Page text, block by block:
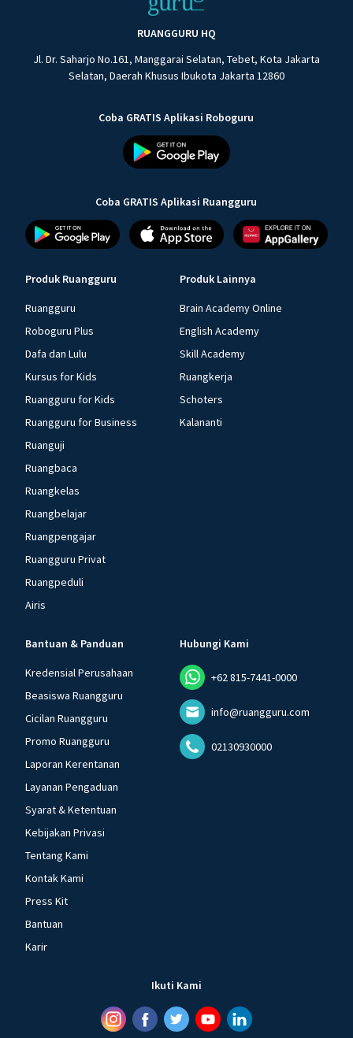
RUANGGURU HQ
Jl. Dr. Saharjo No.161, Manggarai Selatan, Tebet, Kota Jakarta
Selatan, Daerah Khusus Ibukota Jakarta 12860
Coba GRATIS Aplikasi Roboguru
Coba GRATIS Aplikasi Ruangguru
Produk Ruangguru
Ruangguru
Roboguru Plus
Dafa dan Lulu
Kursus for Kids
Ruangguru for Kids
Ruangguru for Business
Ruanguji
Ruangbaca
Ruangkelas
Ruangbelajar
Ruangpengajar
Ruangguru Privat
Ruangpeduli
Airis
Produk Lainnya
Brain Academy Online
English Academy
Skill Academy
Ruangkerja
Schoters
Kalananti
Bantuan & Panduan
Kredensial Perusahaan
Beasiswa Ruangguru
Cicilan Ruangguru
Promo Ruangguru
Laporan Kerentanan
Layanan Pengaduan
Syarat & Ketentuan
Kebijakan Privasi
Tentang Kami
Kontak Kami
Press Kit
Bantuan
Karir
Hubungi Kami
+62 815-7441-0000
info@ruangguru.com
02130930000
Ikuti Kami